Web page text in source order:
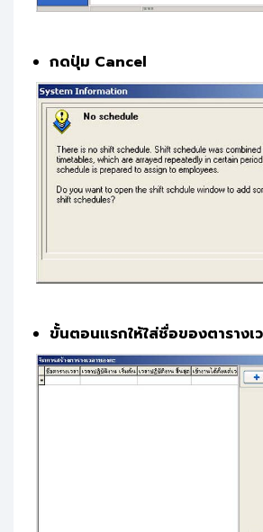
กดปุ่ม Cancel
ขั้นตอนแรกให้ใส่ชื่อของตารางเ